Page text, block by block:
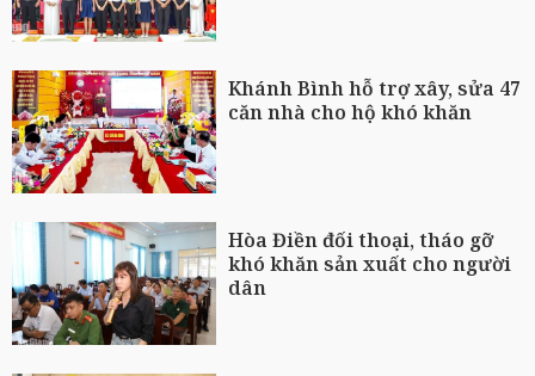
Khánh Bình hỗ trợ xây, sửa 47
căn nhà cho hộ khó khăn
Hòa Điền đối thoại, tháo gỡ
khó khăn sản xuất cho người
dân